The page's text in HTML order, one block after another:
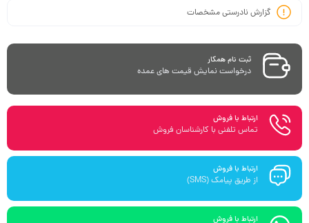
گزارش نادرستی مشخصات
ثبت نام همکار
درخواست نمایش قیمت های عمده
ارتباط با فروش
تماس تلفنی با کارشناسان فروش
ارتباط با فروش
از طریق پیامک (SMS)
ارتباط با فروش